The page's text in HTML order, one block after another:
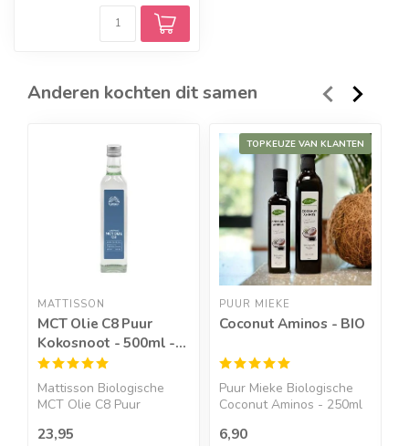
Anderen kochten dit samen
MATTISSON
MCT Olie C8 Puur
Kokosnoot - 500ml -
BIO
Mattisson Biologische
MCT Olie C8 Puur
23,95
TOPKEUZE VAN KLANTEN
PUUR MIEKE
Coconut Aminos - BIO
Puur Mieke Biologische
Coconut Aminos - 250ml
6,90